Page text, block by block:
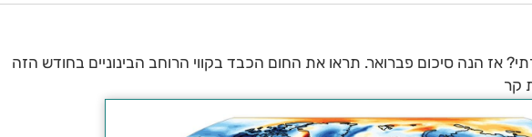
אז הנה סיכום פברואר. תראו את החום הכבד בקווי הרוחב הבינוניים בחודש הזה
קר